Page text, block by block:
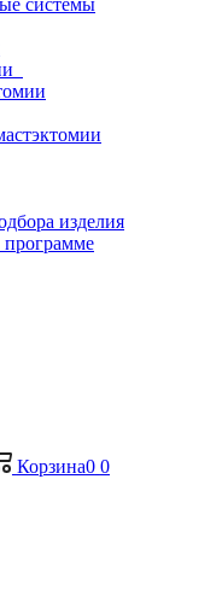
системы
изделия
Корзина0 0